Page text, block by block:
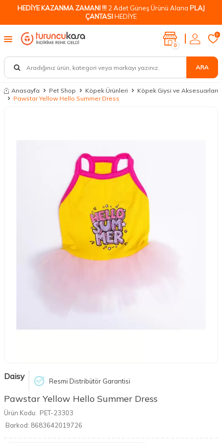
HEDİYE KAZANMA ZAMANI !!! 2 Adet Güneş Ürünü Alana PLAJ
ÇANTASIHEDİYE
ARA
0
0
Anasayfa Pet Shop Köpek Ürünleri
Köpek Giysi ve Aksesuarları
Pawstar Yellow Hello Summer Dress
Daisy Resmi Distribütör Garantisi
Pawstar Yellow Hello Summer Dress
Ürün Kodu: PET-23303
Barkod: 8683642019726